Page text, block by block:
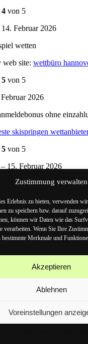
Zustimmung verwalten
Erlebnis zu bieten, verwenden
zu speichern bzw. darauf
können wir Daten wie das
verarbeiten. Wenn Sie Ihre
Merkmale und
Akzeptieren
Ablehnen
Voreinstellungen
4 von 5
14. Februar 2026
wetten
site: wettbüro
5 von 5
2026
ohne
skispringen
5 von 5
– 15. Februar 2026
endstand
blog … sportwetten
)
3von 5
bei einzahlung
my blog post …
Februar 2026